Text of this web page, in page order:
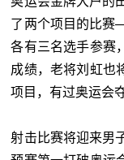
了两个项目的比赛
各有三名选手参赛
成绩，老将刘虹也
项目，有过奥运会
射击比赛将迎来男